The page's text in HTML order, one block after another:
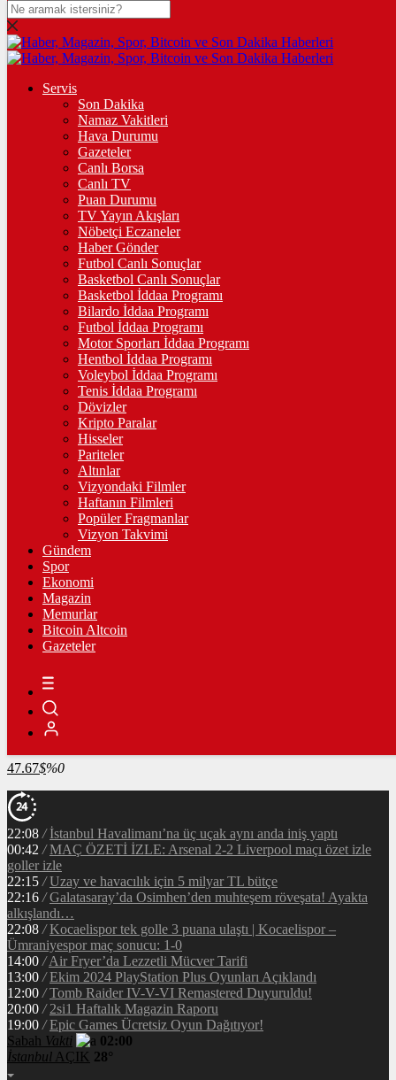
DOLAR
47,7436$% 0.18
% 0.32
STERLİN
% 0.38
GRAM ALTIN
%2,59
ÇEYREK ALTIN
10.903,00%2,54
TAM ALTIN
43.427,00%2,54
%2,39
%-0,14
฿%-0.1
LİTECOİN
2175.33Ł%-0.2
ETHEREUM
91482 Ξ%0
RİPPLE
49.67
%0.6
TETHER
47.67$%0
Servis
Son Dakika
Namaz Vakitleri
Hava Durumu
Gazeteler
Canlı Borsa
Canlı TV
Puan Durumu
TV Yayın Akışları
Nöbetçi Eczaneler
Haber Gönder
Futbol Canlı Sonuçlar
Basketbol Canlı Sonuçlar
Basketbol İddaa Programı
Bilardo İddaa Programı
Futbol İddaa Programı
Motor Sporları İddaa Programı
Hentbol İddaa Programı
Voleybol İddaa Programı
Tenis İddaa Programı
Dövizler
Kripto Paralar
Hisseler
Pariteler
Altınlar
Vizyondaki Filmler
Haftanın Filmleri
Popüler Fragmanlar
Vizyon Takvimi
Gündem
Spor
Ekonomi
Magazin
Memurlar
Bitcoin Altcoin
Gazeteler
22:08 / İstanbul Havalimanı’na üç uçak aynı anda iniş yaptı
00:42 / MAÇ ÖZETİ İZLE: Arsenal 2-2 Liverpool maçı özet izle
goller izle
22:15 / Uzay ve havacılık için 5 milyar TL bütçe
22:16 / Galatasaray’da Osimhen’den muhteşem röveşata! Ayakta
alkışlandı…
22:08 / Kocaelispor tek golle 3 puana ulaştı | Kocaelispor –
Ümraniyespor maç sonucu: 1-0
14:00 / Air Fryer’da Lezzetli Mücver Tarifi
13:00 / Ekim 2024 PlayStation Plus Oyunları Açıklandı
12:00 / Tomb Raider IV-V-VI Remastered Duyuruldu!
20:00 / 2si1 Haftalık Magazin Raporu
19:00 / Epic Games Ücretsiz Oyun Dağıtıyor!
Sabah Vakti
02:00
İstanbul AÇIK 28°